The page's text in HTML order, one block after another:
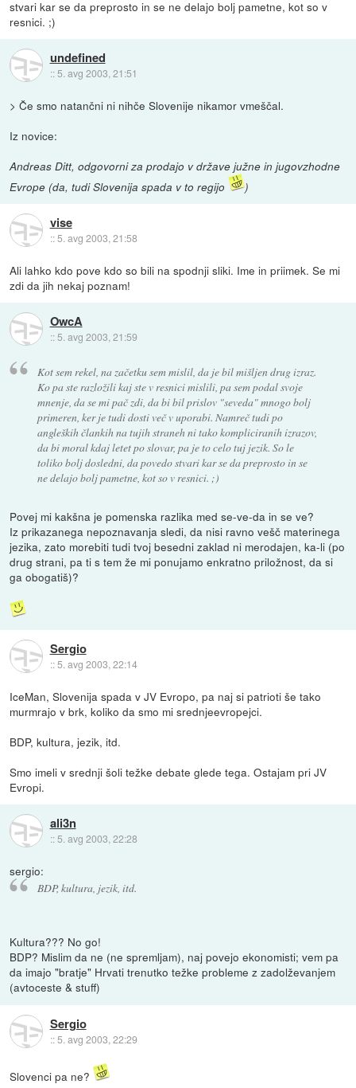
stvari kar se da preprosto in se ne delajo bolj pametne, kot so v
resnici. ;)
undefined
:: 5. avg 2003, 21:51
> Če smo natančni ni nihče Slovenije nikamor vmeščal.
Iz novice:
Andreas Ditt, odgovorni za prodajo v države južne in jugovzhodne
Evrope (da, tudi Slovenija spada v to regijo
)
vise
::5. avg 2003, 21:58
Ali lahko kdo pove kdo so bili na spodnji sliki. Ime in priimek. Se mi
zdi da jih nekaj poznam!
OwcA
:: 5. avg 2003, 21:59
Kot sem rekel, na začetku sem mislil, da je bil mišljen drug izraz.
Ko pa ste razložili kaj ste v resnici mislili, pa sem podal svoje
mnenje, da se mi pač zdi, da bi bil prislov "seveda" mnogo bolj
primeren, ker je tudi dosti več v uporabi. Namreč tudi po
angleških člankih na tujih straneh ni tako kompliciranih izrazov,
da bi moral kdaj letet po slovar, pa je to celo tuj jezik. So le
toliko bolj dosledni, da povedo stvari kar se da preprosto in se
ne delajo bolj pametne, kot so v resnici. ;)
Povej mi kakšna je pomenska razlika med se-ve-da in se ve?
Iz prikazanega nepoznavanja sledi, da nisi ravno vešč materinega
jezika, zato morebiti tudi tvoj besedni zaklad ni merodajen, ka-li (po
drug strani, pa ti s tem že mi ponujamo enkratno priložnost, da si
ga obogatiš)?
Sergio
::5. avg 2003, 22:14
IceMan, Slovenija spada v JV Evropo, pa naj si patrioti še tako
murmrajo v brk, koliko da smo mi srednjeevropejci.
BDP, kultura, jezik, itd.
Smo imeli v srednji šoli težke debate glede tega. Ostajam pri JV
Evropi.
ali3n
:: 5. avg 2003, 22:28
sergio:
BDP, kultura, jezik, itd.
Kultura??? No go!
BDP? Mislim da ne (ne spremljam), naj povejo ekonomisti; vem pa
da imajo "bratje" Hrvati trenutko težke probleme z zadolževanjem
(avtoceste & stuff)
Sergio
::5. avg 2003, 22:29
Slovenci pa ne?